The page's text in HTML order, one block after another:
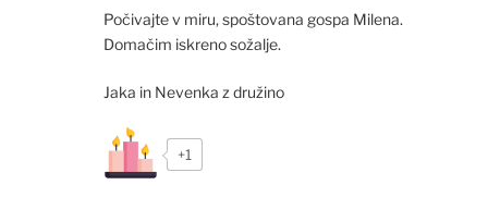
Počivajte v miru, spoštovana gospa Milena.
Domačim iskreno sožalje.
Jaka in Nevenka z družino
+1